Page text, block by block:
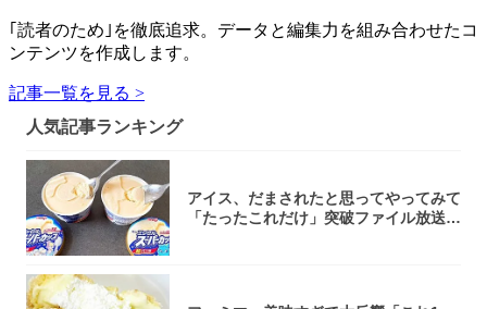
｢読者のため｣を徹底追求。データと編集力を組み合わせたコ
ンテンツを作成します。
記事一覧を見る >
人気記事ランキング
アイス、だまされたと思ってやってみて
「たったこれだけ」突破ファイル放送で